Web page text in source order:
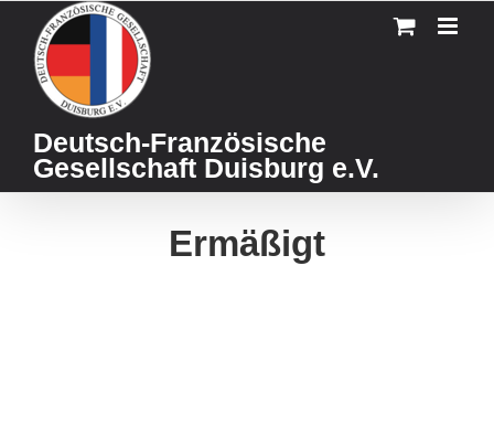
content
Deutsch-Französische
Gesellschaft Duisburg e.V.
Ermäßigt